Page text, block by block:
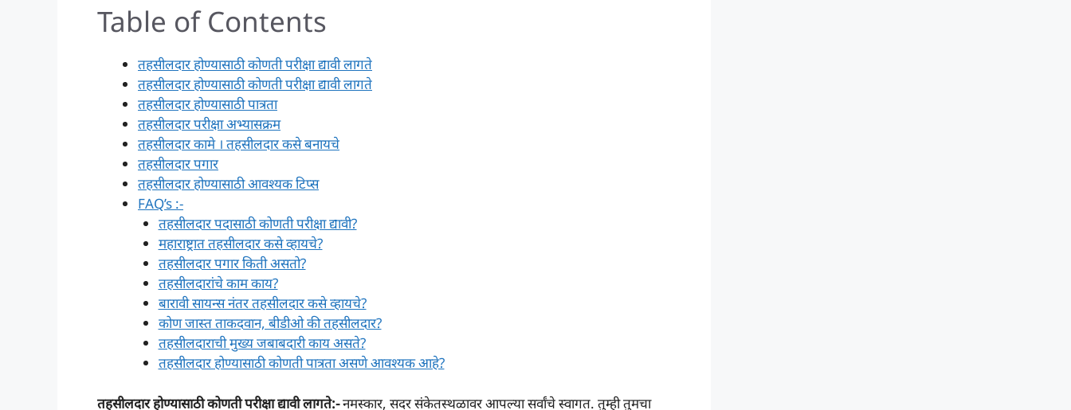
Table of Contents
तहसीलदार होण्यासाठी कोणती परीक्षा द्यावी लागते
तहसीलदार होण्यासाठी कोणती परीक्षा द्यावी लागते
तहसीलदार होण्यासाठी पात्रता
तहसीलदार परीक्षा अभ्यासक्रम
तहसीलदार कामे । तहसीलदार कसे बनायचे
तहसीलदार पगार
तहसीलदार होण्यासाठी आवश्यक टिप्स
FAQ’s :-
तहसीलदार पदासाठी कोणती परीक्षा द्यावी?
महाराष्ट्रात तहसीलदार कसे व्हायचे?
तहसीलदार पगार किती असतो?
तहसीलदारांचे काम काय?
बारावी सायन्स नंतर तहसीलदार कसे व्हायचे?
कोण जास्त ताकदवान, बीडीओ की तहसीलदार?
तहसीलदाराची मुख्य जबाबदारी काय असते?
तहसीलदार होण्यासाठी कोणती पात्रता असणे आवश्यक आहे?
तहसीलदार होण्यासाठी कोणती परीक्षा द्यावी लागते:-नमस्कार, सदर संकेतस्थळावर आपल्या सर्वांचे स्वागत. तुम्ही तुमचा